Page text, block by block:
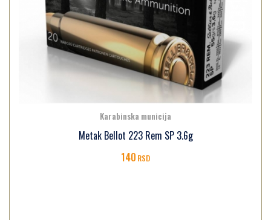
Karabinska municija
Metak Bellot 223 Rem SP 3.6g
140RSD